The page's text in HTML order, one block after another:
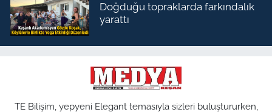
Doğduğu topraklarda farkındalık
yarattı
TE Bilişim, yepyeni Elegant temasıyla sizleri buluştururken,